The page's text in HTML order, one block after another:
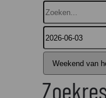
Zoeken...